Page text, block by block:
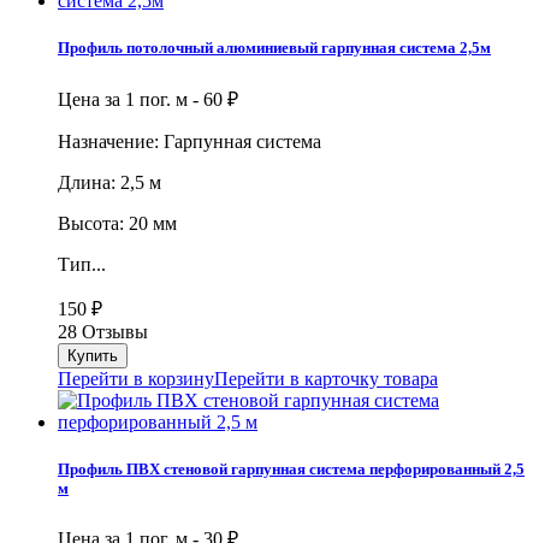
Профиль потолочный алюминиевый гарпунная система 2,5м
Цена за 1 пог. м - 60 ₽
Назначение: Гарпунная система
Длина: 2,5 м
Высота: 20 мм
Тип...
150 ₽
28 Отзывы
Перейти в корзинуПерейти в карточку товара
Профиль ПВХ стеновой гарпунная система перфорированный 2,5
м
Цена за 1 пог. м - 30 ₽